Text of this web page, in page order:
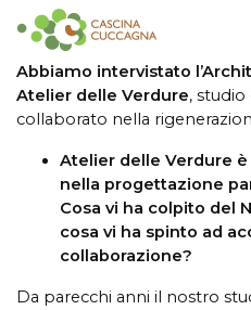
Abbiamo intervistato
Atelier delle Verdure,
collaborato nella
Atelier delle Verdure
nella progettazione
Cosa vi ha colpito del
cosa vi ha spinto ad
collaborazione?
Da parecchi anni il nostro